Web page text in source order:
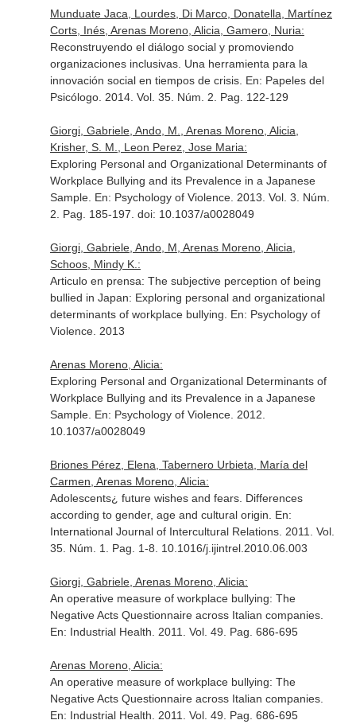
Munduate Jaca, Lourdes, Di Marco, Donatella, Martínez
Corts, Inés, Arenas Moreno, Alicia, Gamero, Nuria:
Reconstruyendo el diálogo social y promoviendo
organizaciones inclusivas. Una herramienta para la
innovación social en tiempos de crisis. En: Papeles del
Psicólogo. 2014. Vol. 35. Núm. 2. Pag. 122-129
Giorgi, Gabriele, Ando, M., Arenas Moreno, Alicia,
Krisher, S. M., Leon Perez, Jose Maria:
Exploring Personal and Organizational Determinants of
Workplace Bullying and its Prevalence in a Japanese
Sample. En: Psychology of Violence. 2013. Vol. 3. Núm.
2. Pag. 185-197. doi: 10.1037/a0028049
Giorgi, Gabriele, Ando, M, Arenas Moreno, Alicia,
Schoos, Mindy K.:
Articulo en prensa: The subjective perception of being
bullied in Japan: Exploring personal and organizational
determinants of workplace bullying. En: Psychology of
Violence. 2013
Arenas Moreno, Alicia:
Exploring Personal and Organizational Determinants of
Workplace Bullying and its Prevalence in a Japanese
Sample. En: Psychology of Violence. 2012.
10.1037/a0028049
Briones Pérez, Elena, Tabernero Urbieta, María del
Carmen, Arenas Moreno, Alicia:
Adolescents¿ future wishes and fears. Differences
according to gender, age and cultural origin. En:
International Journal of Intercultural Relations. 2011. Vol.
35. Núm. 1. Pag. 1-8. 10.1016/j.ijintrel.2010.06.003
Giorgi, Gabriele, Arenas Moreno, Alicia:
An operative measure of workplace bullying: The
Negative Acts Questionnaire across Italian companies.
En: Industrial Health . 2011. Vol. 49. Pag. 686-695
Arenas Moreno, Alicia:
An operative measure of workplace bullying: The
Negative Acts Questionnaire across Italian companies.
En: Industrial Health . 2011. Vol. 49. Pag. 686-695